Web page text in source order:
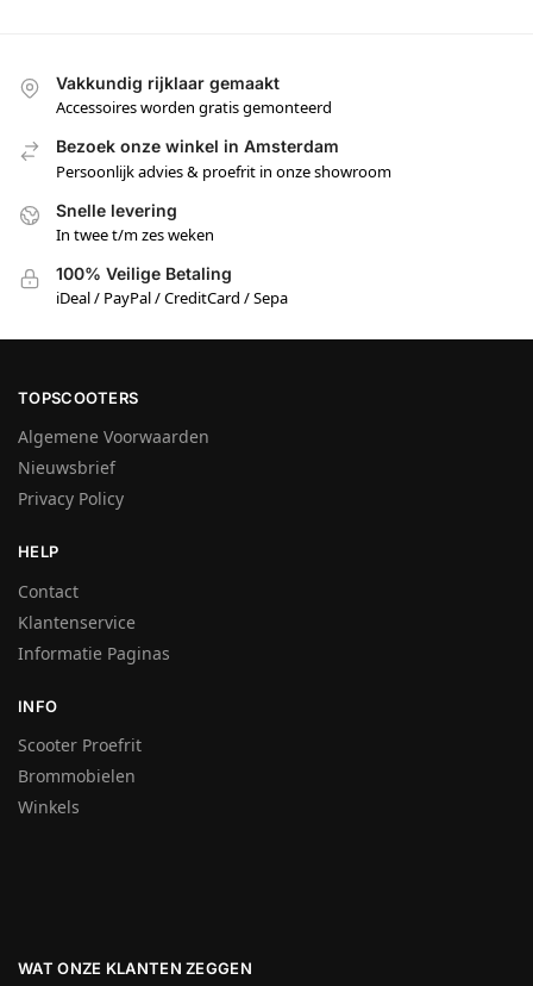
Vakkundig rijklaar gemaakt
Accessoires worden gratis gemonteerd
Bezoek onze winkel in Amsterdam
Persoonlijk advies & proefrit in onze showroom
Snelle levering
In twee t/m zes weken
100% Veilige Betaling
iDeal / PayPal / CreditCard / Sepa
TOPSCOOTERS
Algemene Voorwaarden
Nieuwsbrief
Privacy Policy
HELP
Contact
Klantenservice
Informatie Paginas
INFO
Scooter Proefrit
Brommobielen
Winkels
WAT ONZE KLANTEN ZEGGEN